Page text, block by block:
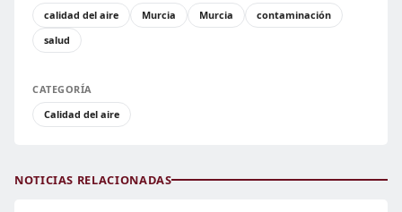
calidad del aire
Murcia Murcia
contaminación
salud
CATEGORÍA
Calidad del aire
NOTICIAS RELACIONADAS